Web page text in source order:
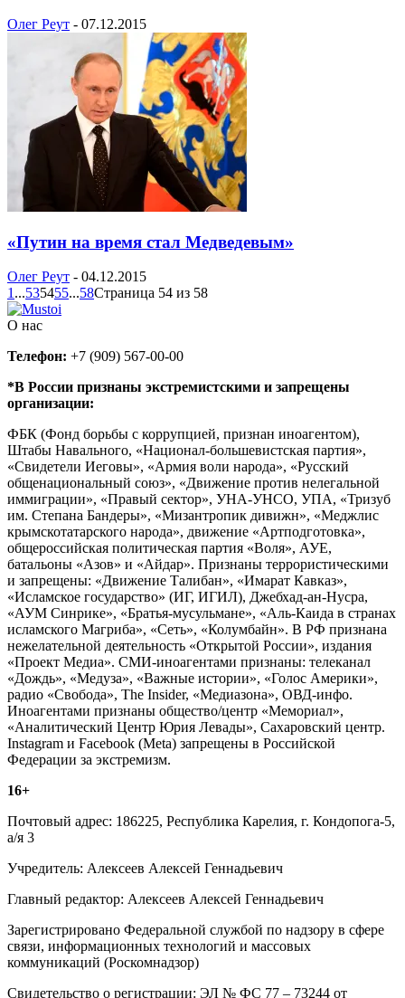
Олег Реут - 07.12.2015
«Путин на время стал Медведевым»
Олег Реут - 04.12.2015
1 ...535455...58Страница 54 из 58
О нас
Телефон: +7 (909) 567-00-00
*В России признаны экстремистскими и запрещены
организации:
ФБК (Фонд борьбы с коррупцией, признан иноагентом),
Штабы Навального, «Национал-большевистская партия»,
«Свидетели Иеговы», «Армия воли народа», «Русский
общенациональный союз», «Движение против нелегальной
иммиграции», «Правый сектор», УНА-УНСО, УПА, «Тризуб
им. Степана Бандеры», «Мизантропик дивижн», «Меджлис
крымскотатарского народа», движение «Артподготовка»,
общероссийская политическая партия «Воля», АУЕ,
батальоны «Азов» и «Айдар». Признаны террористическими
и запрещены: «Движение Талибан», «Имарат Кавказ»,
«Исламское государство» (ИГ, ИГИЛ), Джебхад-ан-Нусра,
«АУМ Синрике», «Братья-мусульмане», «Аль-Каида в странах
исламского Магриба», «Сеть», «Колумбайн». В РФ признана
нежелательной деятельность «Открытой России», издания
«Проект Медиа». СМИ-иноагентами признаны: телеканал
«Дождь», «Медуза», «Важные истории», «Голос Америки»,
радио «Свобода», The Insider, «Медиазона», ОВД-инфо.
Иноагентами признаны общество/центр «Мемориал»,
«Аналитический Центр Юрия Левады», Сахаровский центр.
Instagram и Facebook (Metа) запрещены в Российской
Федерации за экстремизм.
16+
Почтовый адрес: 186225, Республика Карелия, г. Кондопога-5,
а/я 3
Учредитель: Алексеев Алексей Геннадьевич
Главный редактор: Алексеев Алексей Геннадьевич
Зарегистрировано Федеральной службой по надзору в сфере
связи, информационных технологий и массовых
коммуникаций (Роскомнадзор)
Свидетельство о регистрации: ЭЛ № ФС 77 – 73244 от